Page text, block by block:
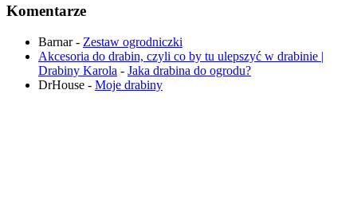
Komentarze
Barnar- Zestaw ogrodniczki
Akcesoria do drabin, czyli co by tu ulepszyć w drabinie |
Drabiny Karola - Jaka drabina do ogrodu​?
DrHouse - Moje drabiny